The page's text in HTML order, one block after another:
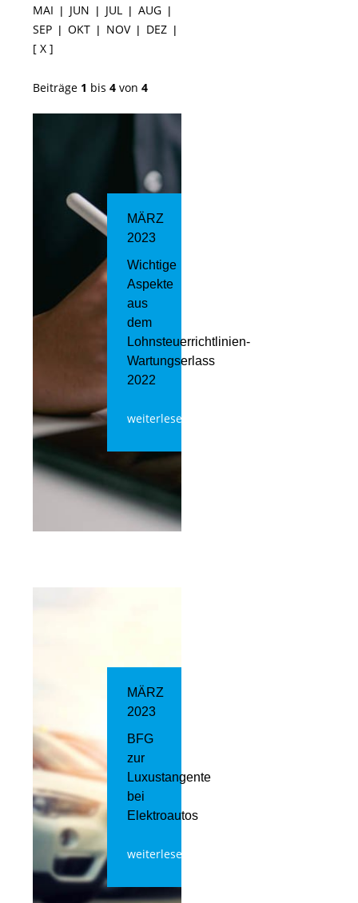
MAI | JUN | JUL | AUG |
SEP | OKT | NOV| DEZ |
[ X ]
Beiträge 1 bis 4 von 4
MÄRZ
2023
Wichtige
Aspekte
aus
dem
Lohnsteuerrichtlinien-
Wartungserlass
2022
weiterlesen
MÄRZ
2023
BFG
zur
Luxustangente
bei
Elektroautos
weiterlesen